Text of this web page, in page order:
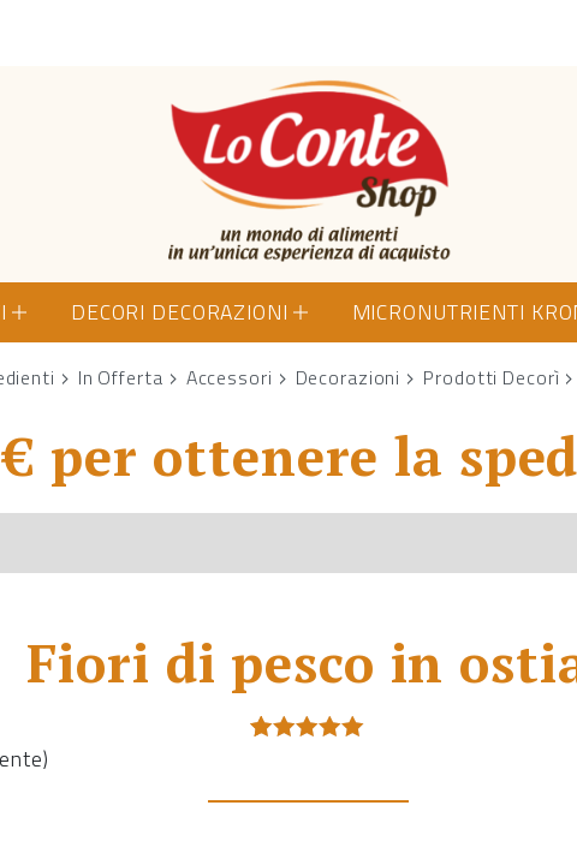
Lo Conte Shop
DECORI DECORAZIONI MICRONUTRIENTI
In Offerta Accessori Decorazioni Prodotti Decorì
per ottenere la
Fiori di pesco in
su base